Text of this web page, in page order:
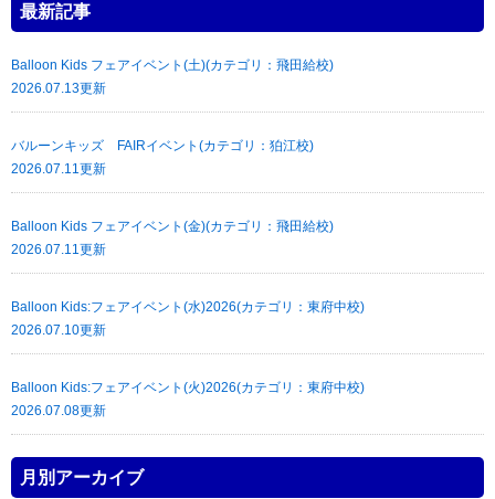
最新記事
Balloon Kids フェアイベント(土)(カテゴリ：飛田給校)
2026.07.13更新
バルーンキッズ FAIRイベント(カテゴリ：狛江校)
2026.07.11更新
Balloon Kids フェアイベント(金)(カテゴリ：飛田給校)
2026.07.11更新
Balloon Kids:フェアイベント(水)2026(カテゴリ：東府中校)
2026.07.10更新
Balloon Kids:フェアイベント(火)2026(カテゴリ：東府中校)
2026.07.08更新
月別アーカイブ